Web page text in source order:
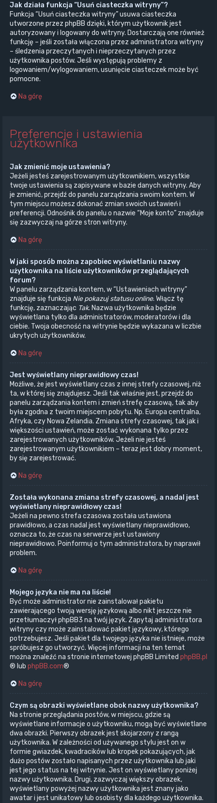
Jak działa funkcja “Usuń ciasteczka witryny”?
Funkcja “Usuń ciasteczka witryny” usuwa ciasteczka
utworzone przez phpBB dzięki, którym użytkownik jest
autoryzowany i logowany do witryny. Dostarczają one również
funkcję – jeśli została włączona przez administratora witryny
– śledzenia przeczytanych i nieprzeczytanych przez
użytkownika postów. Jeśli występują problemy z
logowaniem/wylogowaniem, usunięcie ciasteczek może być
pomocne.
Na górę
Preferencje i ustawienia
użytkownika
Jak zmienić moje ustawienia?
Jeżeli jesteś zarejestrowanym użytkownikiem, wszystkie
twoje ustawienia są zapisywane w bazie danych witryny. Aby
je zmienić, przejdź do panelu zarządzania swoim kontem. W
tym miejscu możesz dokonać zmian swoich ustawień i
preferencji. Odnośnik do panelu o nazwie “Moje konto” znajduje
się zazwyczaj na górze stron witryny.
Na górę
W jaki sposób można zapobiec wyświetlaniu nazwy
użytkownika na liście użytkowników przeglądających
forum?
W panelu zarządzania kontem, w “Ustawieniach witryny”
znajduje się funkcja Nie pokazuj statusu online. Włącz tę
funkcję, zaznaczając Tak. Nazwa użytkownika będzie
wyświetlana tylko dla administratorów, moderatorów i dla
ciebie. Twoja obecność na witrynie będzie wykazana w liczbie
ukrytych użytkowników.
Na górę
Jest wyświetlany nieprawidłowy czas!
Możliwe, że jest wyświetlany czas z innej strefy czasowej, niż
ta, w której się znajdujesz. Jeśli tak właśnie jest, przejdź do
panelu zarządzania kontem i zmień strefę czasową, tak aby
była zgodna z twoim miejscem pobytu. Np. Europa centralna,
Afryka, czy Nowa Zelandia. Zmiana strefy czasowej, tak jak i
większości ustawień, może zostać wykonana tylko przez
zarejestrowanych użytkowników. Jeżeli nie jesteś
zarejestrowanym użytkownikiem – teraz jest dobry moment,
by się zarejestrować.
Na górę
Została wykonana zmiana strefy czasowej, a nadal jest
wyświetlany nieprawidłowy czas!
Jeżeli na pewno strefa czasowa została ustawiona
prawidłowo, a czas nadal jest wyświetlany nieprawidłowo,
oznacza to, że czas na serwerze jest ustawiony
nieprawidłowo. Poinformuj o tym administratora, by naprawił
problem.
Na górę
Mojego języka nie ma na liście!
Być może administrator nie zainstalował pakietu
zawierającego twoją wersję językową albo nikt jeszcze nie
przetłumaczył phpBB3 na twój język. Zapytaj administratora
witryny czy może zainstalować pakiet językowy, którego
potrzebujesz. Jeśli pakiet dla twojego języka nie istnieje, może
spróbujesz go utworzyć. Więcej informacji na ten temat
można znaleźć na stronie internetowej phpBB Limited phpBB.pl
® lub phpBB.com®
Na górę
Czym są obrazki wyświetlane obok nazwy użytkownika?
Na stronie przeglądania postów, w miejscu, gdzie są
wyświetlane informacje o użytkowniku, mogą być wyświetlane
dwa obrazki. Pierwszy obrazek jest skojarzony z rangą
użytkownika. W zależności od używanego stylu jest on w
formie gwiazdek, kwadracików lub kropek pokazujących, jak
dużo postów zostało napisanych przez użytkownika lub jaki
jest jego status na tej witrynie. Jest on wyświetlany poniżej
nazwy użytkownika. Drugi, zazwyczaj większy obrazek,
wyświetlany powyżej nazwy użytkownika jest znany jako
awatar i jest unikatowy lub osobisty dla każdego użytkownika.